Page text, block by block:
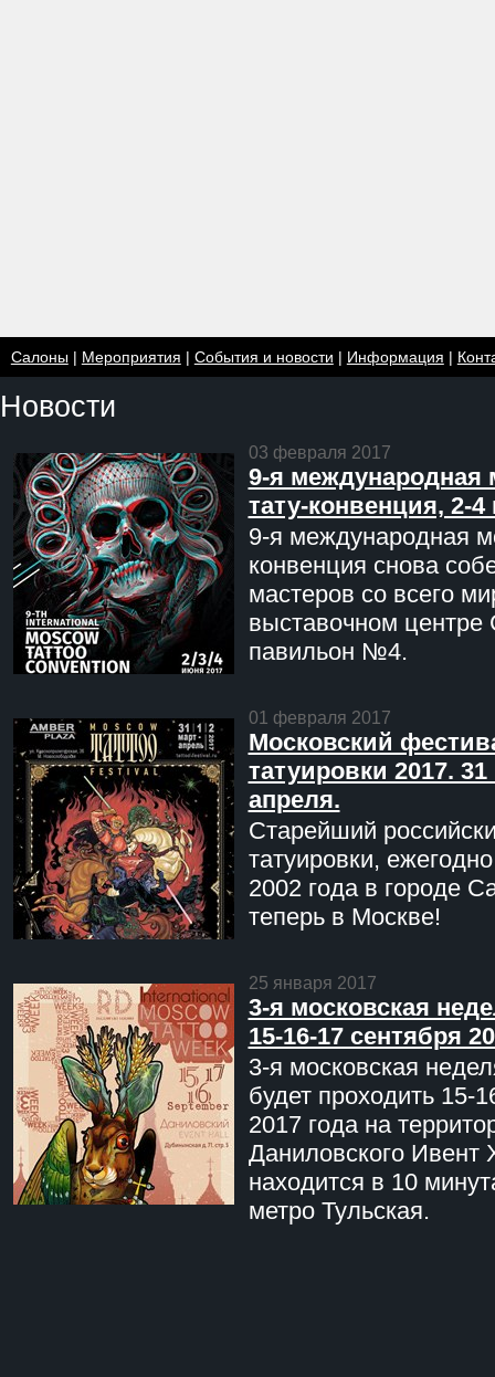
Салоны| Мероприятия | События и новости | Информация |
Новости
03 февраля 2017
9-я международная
тату-конвенция, 2-
9-я международная
конвенция снова
мастеров со всего
выставочном центре
павильон №4.
01 февраля 2017
Московский
татуировки 2017. 31
апреля.
Старейший
татуировки,
2002 года в городе
теперь в Москве!
25 января 2017
3-я московская
15-16-17 сентября
3-я московская
будет проходить 15-
2017 года на
Даниловского Ивент
находится в 10
метро Тульская.